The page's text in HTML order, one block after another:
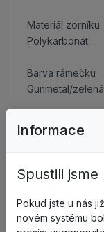
Materiál zorníku
Polykarbonát.
Barva rámečku
Gunmetal/
EN166 a EN170.
Mechanická
Nízká energie
Volitelné
Informace
Spustili
Pokud jste u nás
novém systému